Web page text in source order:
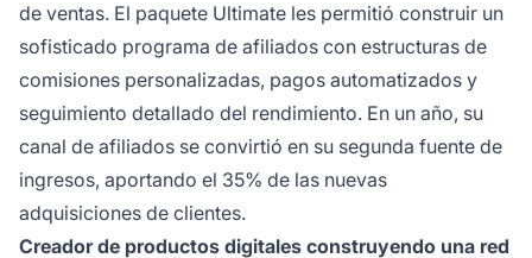
de ventas. El paquete Ultimate les permitió construir un
sofisticado programa de afiliados con estructuras de
comisiones personalizadas, pagos automatizados y
seguimiento detallado del rendimiento. En un año, su
canal de afiliados se convirtió en su segunda fuente de
ingresos, aportando el 35% de las nuevas
adquisiciones de clientes.
Creador de productos digitales construyendo una red